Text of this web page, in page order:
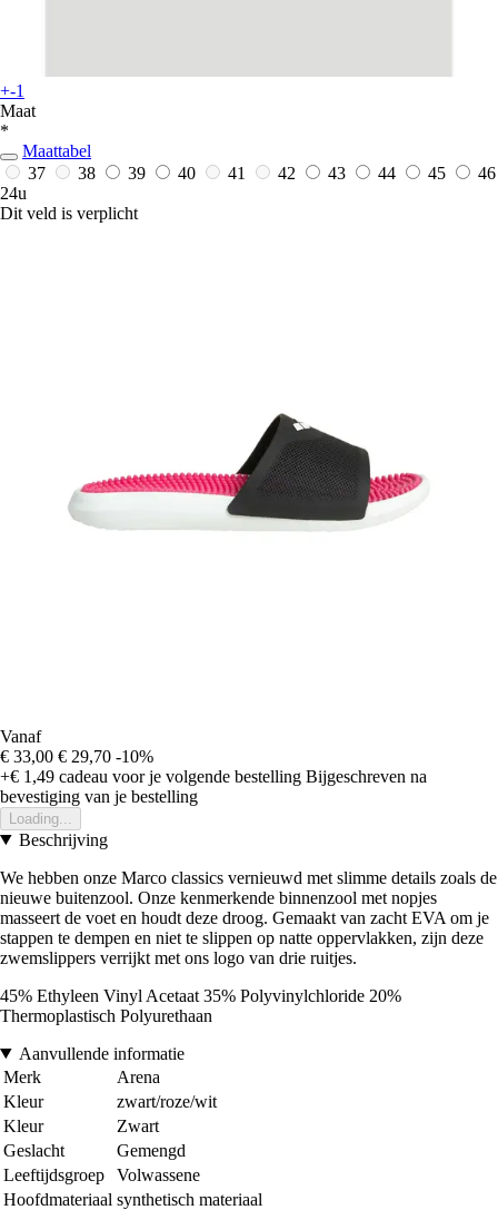
+-1
Maat
*
Maattabel
37
38 39 40 41 42 43 44 45
46
24u
Dit veld is verplicht
Vanaf
€ 33,00 € 29,70 -10%
+€ 1,49 cadeau voor je volgende bestelling Bijgeschreven na
bevestiging van je bestelling
Loading...
Beschrijving
We hebben onze Marco classics vernieuwd met slimme details zoals de
nieuwe buitenzool. Onze kenmerkende binnenzool met nopjes
masseert de voet en houdt deze droog. Gemaakt van zacht EVA om je
stappen te dempen en niet te slippen op natte oppervlakken, zijn deze
zwemslippers verrijkt met ons logo van drie ruitjes.
45% Ethyleen Vinyl Acetaat 35% Polyvinylchloride 20%
Thermoplastisch Polyurethaan
Aanvullende informatie
Merk
Arena
Kleur
zwart/roze/wit
Kleur
Zwart
Geslacht
Gemengd
Leeftijdsgroep
Volwassene
Hoofdmateriaal synthetisch materiaal